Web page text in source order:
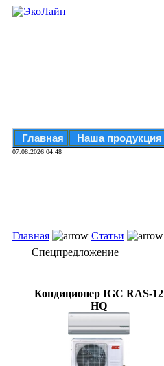
Главная Наша продукция
07.08.2026 04:48
Главная Статьи
Спецпредложение
Кондиционер IGC RAS-12
HQ